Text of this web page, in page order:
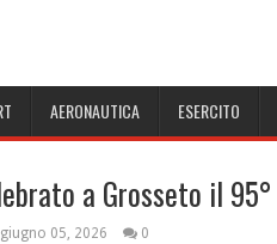
AERONAUTICA ESERCITO
a Grosseto il
giugno 05, 2026 0